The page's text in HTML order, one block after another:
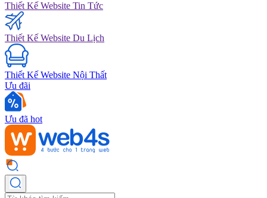
Thiết Kế Website Tin Tức
Thiết Kế Website Du Lịch
Thiết Kế Website Nội Thất
Ưu đãi
Ưu đã hot